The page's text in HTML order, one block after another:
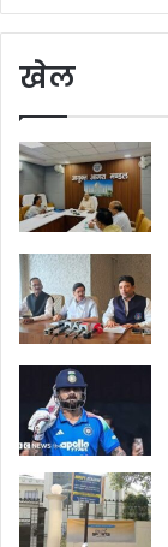
खेल